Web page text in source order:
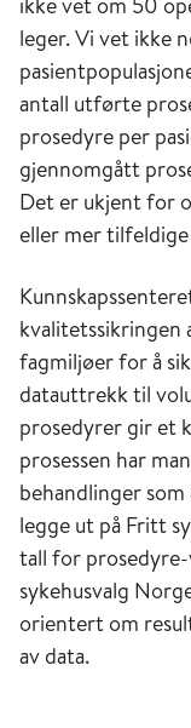
leger. Vi vet ikke
antall utførte
prosedyre per
gjennomgått
Det er ukjent for
eller mer tilfeldige
fagmiljøer for å
datauttrekk til
prosedyrer gir et
prosessen har
behandlinger
legge ut på Fritt
tall for
sykehusvalg
orientert om
av data.